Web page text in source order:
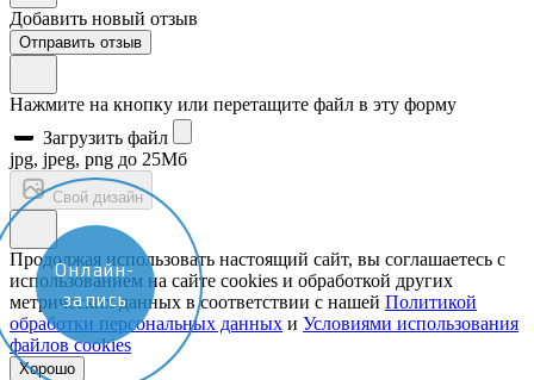
Добавить новый отзыв
Отправить отзыв
Нажмите на кнопку или перетащите файл в эту форму
Загрузить файл
jpg, jpeg, png до 25Мб
Свой дизайн
Продолжая использовать настоящий сайт, вы соглашаетесь с
использованием на сайте cookies и обработкой других
метрических данных в соответствии с нашей Политикой
обработки персональных данных и Условиями использования
файлов cookies
Хорошо
Онлайн-
запись